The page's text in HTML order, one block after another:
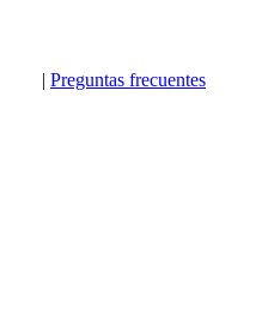
| Preguntas frecuentes